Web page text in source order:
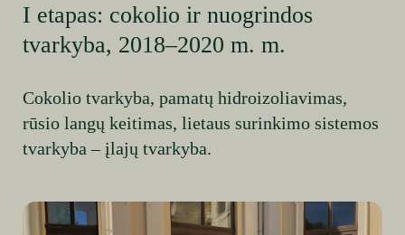
I etapas: cokolio ir nuogrindos
tvarkyba, 2018–2020 m. m.
Cokolio tvarkyba, pamatų hidroizoliavimas,
rūsio langų keitimas, lietaus surinkimo sistemos
tvarkyba – įlajų tvarkyba.